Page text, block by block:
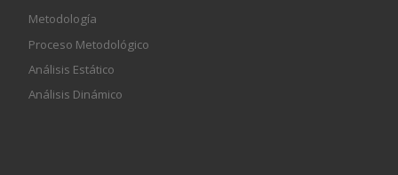
Metodología
Proceso Metodológico
Análisis Estático
Análisis Dinámico